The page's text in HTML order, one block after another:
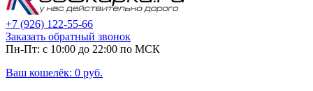
+7 (926) 122-55-66
Заказать обратный звонок
Пн-Пт: с 10:00 до 22:00 по МСК
Ваш кошелёк: 0 руб.